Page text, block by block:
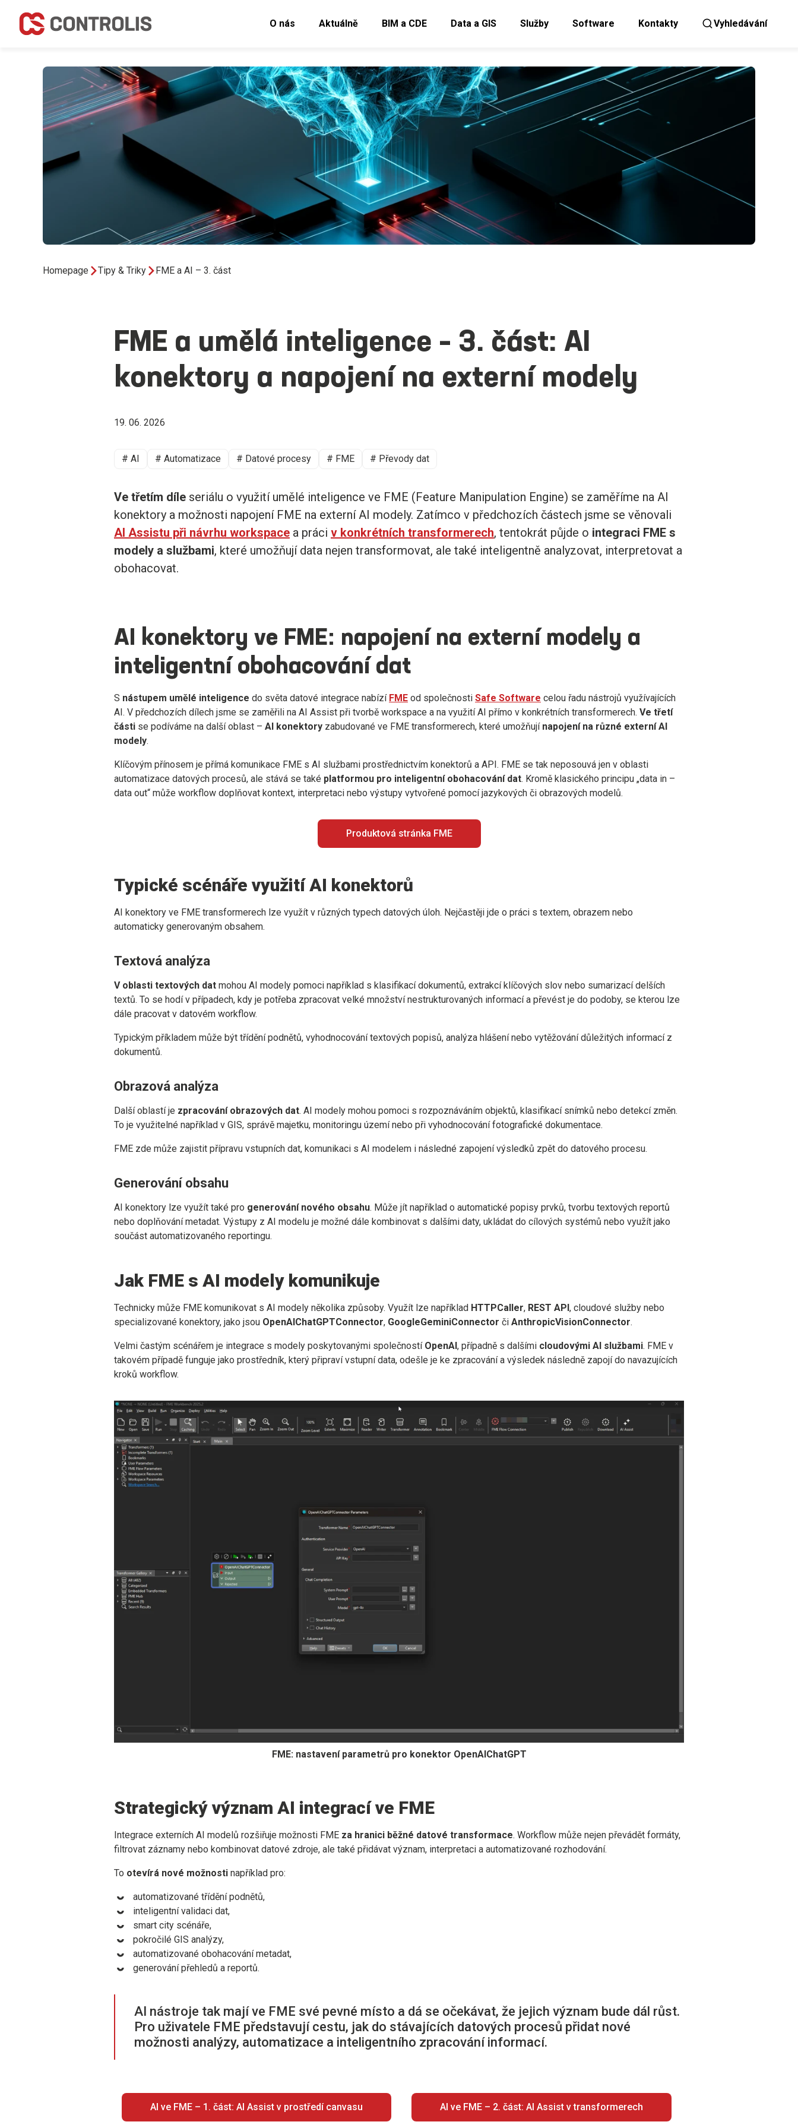
O nás Aktuálně BIM a CDE Data a GIS Služby Software Kontakty Vyhledávání
Homepage Tipy & Triky FME a AI – 3. část
FME a umělá inteligence – 3. část: AI
konektory a napojení na externí modely
19. 06. 2026
# AI # Automatizace # Datové procesy # FME # Převody dat
Ve třetím díle seriálu o využití umělé inteligence ve FME (Feature Manipulation Engine) se zaměříme na AI
konektory a možnosti napojení FME na externí AI modely. Zatímco v předchozích částech jsme se věnovali
AI Assistu při návrhu workspace a práci v konkrétních transformerech, tentokrát půjde o integraci FME s
modely a službami, které umožňují data nejen transformovat, ale také inteligentně analyzovat, interpretovat a
obohacovat.
AI konektory ve FME: napojení na externí modely a
inteligentní obohacování dat
S nástupem umělé inteligence do světa datové integrace nabízí FME od společnosti Safe Software celou řadu nástrojů využívajících
AI. V předchozích dílech jsme se zaměřili na AI Assist při tvorbě workspace a na využití AI přímo v konkrétních transformerech. Ve třetí
části se podíváme na další oblast – AI konektory zabudované ve FME transformerech, které umožňují napojení na různé externí AI
modely.
Klíčovým přínosem je přímá komunikace FME s AI službami prostřednictvím konektorů a API. FME se tak neposouvá jen v oblasti
automatizace datových procesů, ale stává se také platformou pro inteligentní obohacování dat. Kromě klasického principu „data in –
data out“ může workflow doplňovat kontext, interpretaci nebo výstupy vytvořené pomocí jazykových či obrazových modelů.
Produktová stránka FME
Typické scénáře využití AI konektorů
AI konektory ve FME transformerech lze využít v různých typech datových úloh. Nejčastěji jde o práci s textem, obrazem nebo
automaticky generovaným obsahem.
Textová analýza
V oblasti textových dat mohou AI modely pomoci například s klasifikací dokumentů, extrakcí klíčových slov nebo sumarizací delších
textů. To se hodí v případech, kdy je potřeba zpracovat velké množství nestrukturovaných informací a převést je do podoby, se kterou lze
dále pracovat v datovém workflow.
Typickým příkladem může být třídění podnětů, vyhodnocování textových popisů, analýza hlášení nebo vytěžování důležitých informací z
dokumentů.
Obrazová analýza
Další oblastí je zpracování obrazových dat. AI modely mohou pomoci s rozpoznáváním objektů, klasifikací snímků nebo detekcí změn.
To je využitelné například v GIS, správě majetku, monitoringu území nebo při vyhodnocování fotografické dokumentace.
FME zde může zajistit přípravu vstupních dat, komunikaci s AI modelem i následné zapojení výsledků zpět do datového procesu.
Generování obsahu
AI konektory lze využít také pro generování nového obsahu. Může jít například o automatické popisy prvků, tvorbu textových reportů
nebo doplňování metadat. Výstupy z AI modelu je možné dále kombinovat s dalšími daty, ukládat do cílových systémů nebo využít jako
součást automatizovaného reportingu.
Jak FME s AI modely komunikuje
Technicky může FME komunikovat s AI modely několika způsoby. Využít lze například HTTPCaller, REST API , cloudové služby nebo
specializované konektory, jako jsou OpenAIChatGPTConnector, GoogleGeminiConnector či AnthropicVisionConnector.
Velmi častým scénářem je integrace s modely poskytovanými společností OpenAI , případně s dalšími cloudovými AI službami. FME v
takovém případě funguje jako prostředník, který připraví vstupní data, odešle je ke zpracování a výsledek následně zapojí do navazujících
kroků workflow.
FME: nastavení parametrů pro konektor OpenAIChatGPT
Strategický význam AI integrací ve FME
Integrace externích AI modelů rozšiřuje možnosti FME za hranici běžné datové transformace. Workflow může nejen převádět formáty,
filtrovat záznamy nebo kombinovat datové zdroje, ale také přidávat význam, interpretaci a automatizované rozhodování.
To otevírá nové možnosti například pro:
automatizované třídění podnětů,
inteligentní validaci dat,
smart city scénáře,
pokročilé GIS analýzy,
automatizované obohacování metadat,
generování přehledů a reportů.
AI nástroje tak mají ve FME své pevné místo a dá se očekávat, že jejich význam bude dál růst.
Pro uživatele FME představují cestu, jak do stávajících datových procesů přidat nové
možnosti analýzy, automatizace a inteligentního zpracování informací.
AI ve FME – 1. část: AI Assist v prostředí canvasu AI ve FME – 2. část: AI Assist v transformerech